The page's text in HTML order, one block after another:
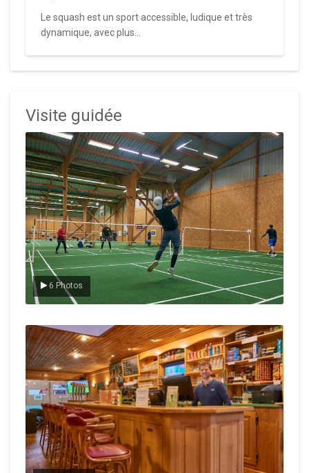
Le squash est un sport accessible, ludique et très
dynamique, avec plus...
Visite guidée
6 Photos
Le badminton
Le Club